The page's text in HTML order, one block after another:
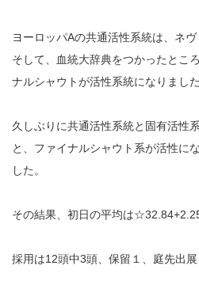
ヨーロッパAの共通活性系統は、ネヴ
そして、血統大辞典をつかったとこ
ナルシャウトが活性系統になりました
久しぶりに共通活性系統と固有活性
と、ファイナルシャウト系が活性に
した。
その結果、初日の平均は
採用は12頭中3頭、保留１、庭先出展